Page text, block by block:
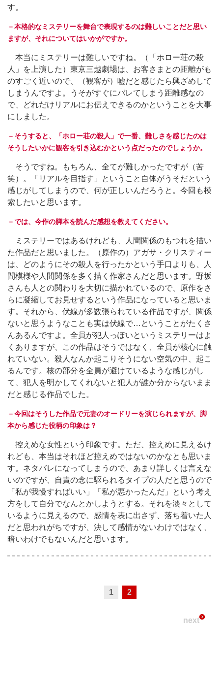
す。
－本格的なミステリーを舞台で表現するのは難しいことだと思い
ますが、それについてはいかがですか。
本当にミステリーは難しいですね。（「ホロー荘の殺
人」を上演した）東京三越劇場は、お客さまとの距離がも
のすごく近いので、（観客が）嘘だと感じたら興ざめして
しまうんですよ。うそがすぐにバレてしまう距離感なの
で、どれだけリアルにお伝えできるのかということを大事
にしました。
－そうすると、「ホロー荘の殺人」で一番、難しさを感じたのは
そうしたいかに観客を引き込むかという点だったのでしょうか。
そうですね。もちろん、全てが難しかったですが（苦
笑）。「リアルを目指す」ということ自体がうそだという
感じがしてしまうので、何が正しいんだろうと。今回も模
索したいと思います。
－では、今作の脚本を読んだ感想を教えてください。
ミステリーではあるけれども、人間関係のもつれを描い
た作品だと思いました。（原作の）アガサ・クリスティー
は、どのようにその殺人を行ったかという手口よりも、人
間模様や人間関係を多く描く作家さんだと思います。野坂
さんも人との関わりを大切に描かれているので、原作をさ
らに凝縮してお見せするという作品になっていると思いま
す。それから、伏線が多数張られている作品ですが、関係
ないと思うようなことも実は伏線で…ということがたくさ
んあるんですよ。全員が犯人っぽいというミステリーはよ
くありますが、この作品はそうではなく、全員が核心に触
れていない。殺人なんか起こりそうにない空気の中、起こ
るんです。核の部分を全員が避けているような感じがし
て、犯人を明かしてくれないと犯人が誰か分からないまま
だと感じる作品でした。
－今回はそうした作品で元妻のオードリーを演じられますが、脚
本から感じた役柄の印象は？
控えめな女性という印象です。ただ、控えめに見えるけ
れども、本当はそれほど控えめではないのかなとも思いま
す。ネタバレになってしまうので、あまり詳しくは言えな
いのですが、自責の念に駆られるタイプの人だと思うので
「私が我慢すればいい」「私が悪かったんだ」という考え
方をして自分でなんとかしようとする。それを淡々として
いるように見えるので、感情を表に出さず、落ち着いた人
だと思われがちですが、決して感情がないわけではなく、
暗いわけでもないんだと思います。
1 2
next